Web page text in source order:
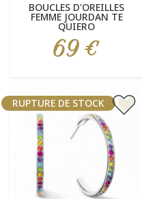
BOUCLES D'OREILLES
FEMME JOURDAN TE
QUIERO
Prix
69 €
RUPTURE DE STOCK